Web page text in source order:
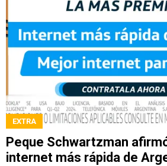
EXTRA
Peque Schwartzman
internet más rápida de